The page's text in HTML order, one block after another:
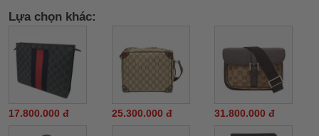
Lựa chọn khác:
17.800.000 đ 25.300.000 đ 31.800.000 đ